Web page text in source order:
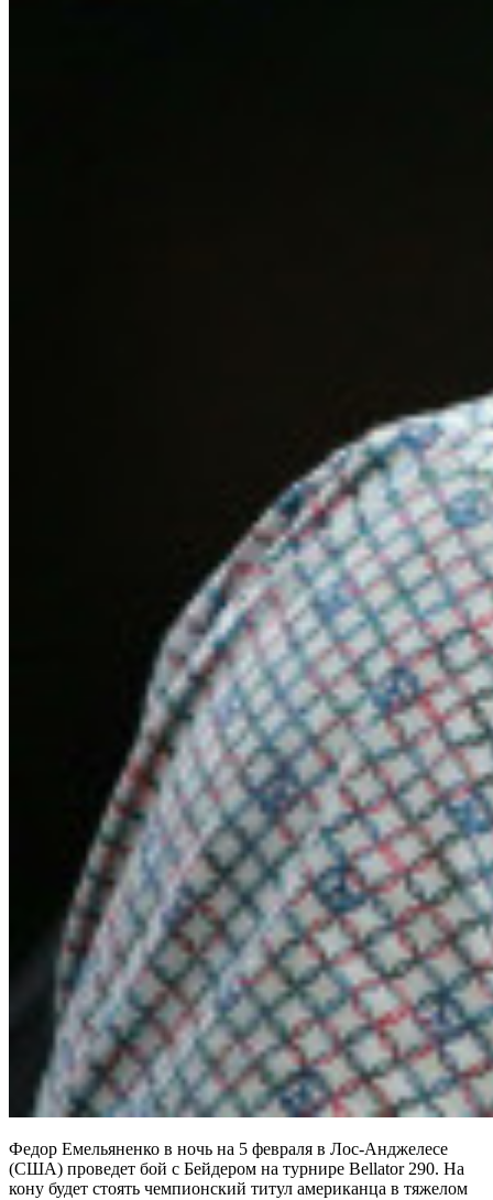
Федор Емельяненко в ночь на 5 февраля в Лос-Анджелесе
(США) проведет бой с Бейдером на турнире Bellator 290. На
кону будет стоять чемпионский титул американца в тяжелом